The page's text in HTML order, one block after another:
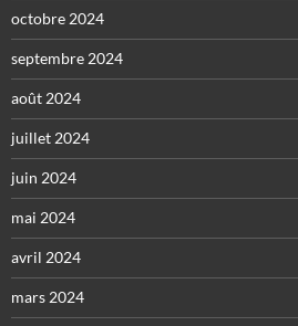
octobre 2024
septembre 2024
août 2024
juillet 2024
juin 2024
mai 2024
avril 2024
mars 2024